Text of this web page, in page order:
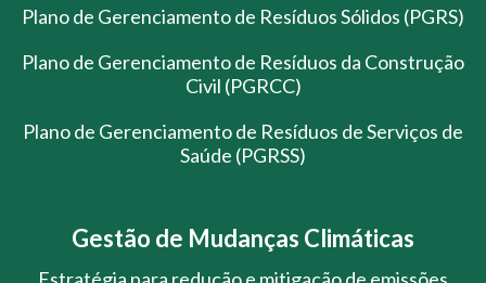
Plano de Gerenciamento de Resíduos Sólidos (PGRS)
Plano de Gerenciamento de Resíduos da Construção
Civil (PGRCC)
Plano de Gerenciamento de Resíduos de Serviços de
Saúde (PGRSS)
Gestão de Mudanças Climáticas